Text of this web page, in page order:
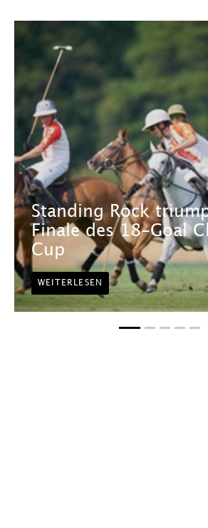
Standing Rock
Finale des 18-Goal
Cup
WEITERLESEN